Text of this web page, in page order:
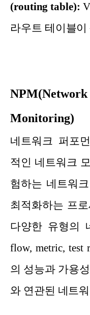
(routing table):
라우트 테이블
Monitoring)
네트워크 퍼포
적인 네트워크
험하는 네트워
최적화하는 프
다양한 유형의
flow, metric, test
의 성능과 가용
와 연관된 네트